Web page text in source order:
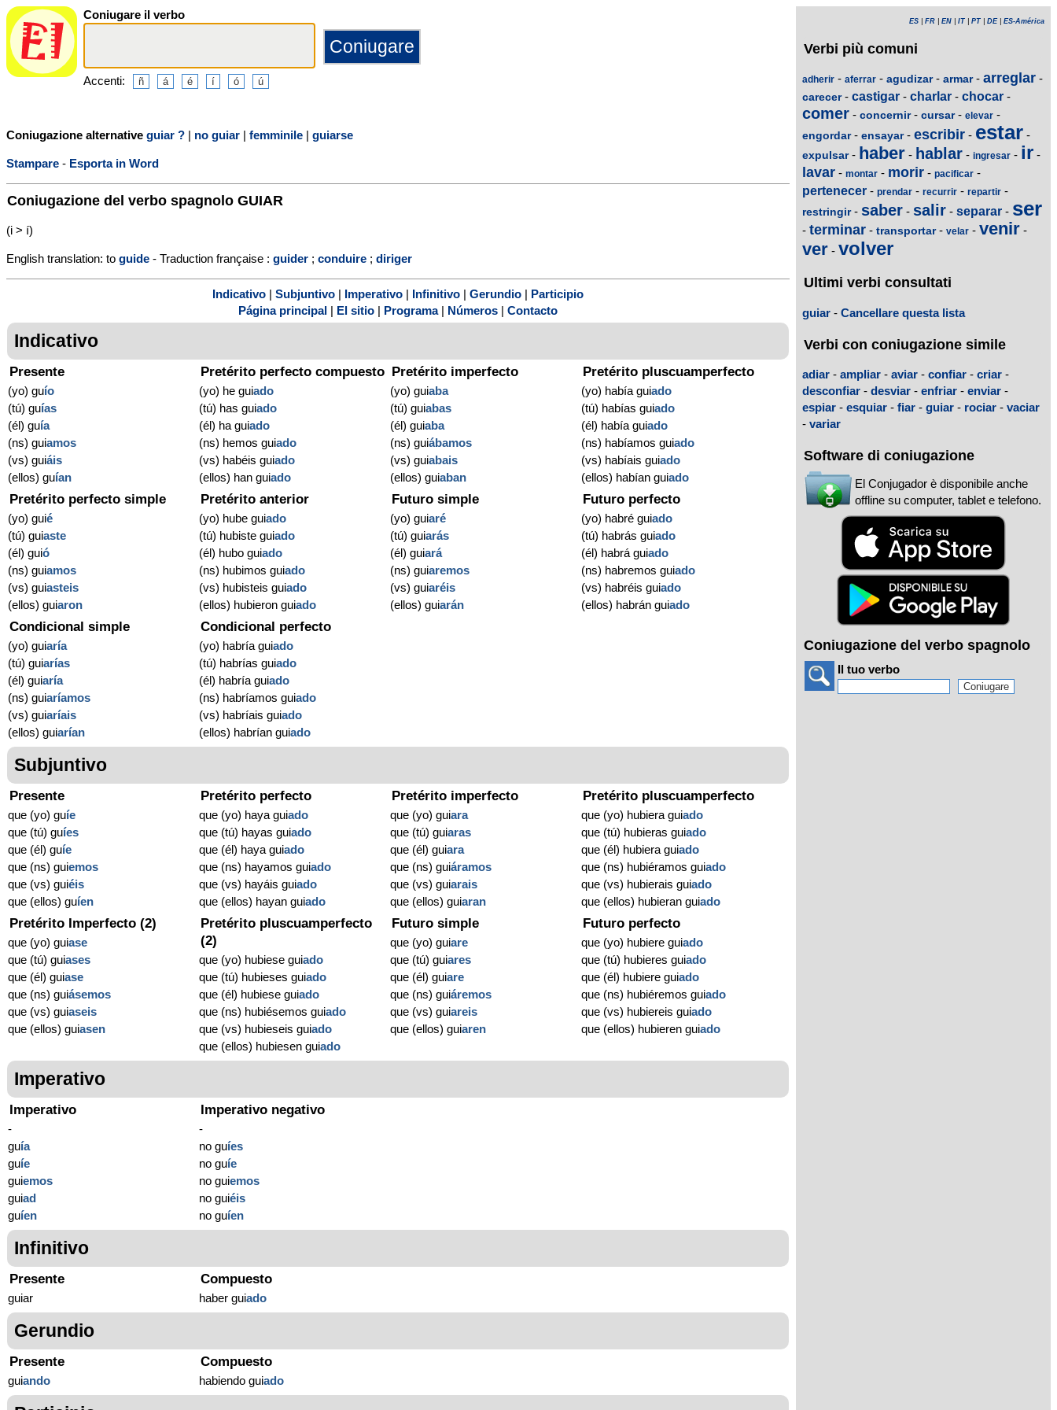
Coniugare il verbo
Accenti:
Coniugazione alternative guiar ? | no guiar | femminile | guiarse
Stampare - Esporta in Word
Coniugazione del verbo spagnolo GUIAR
(i > í)
English translation: to guide - Traduction française : guider ; conduire ; diriger
Indicativo | Subjuntivo | Imperativo | Infinitivo | Gerundio | Participio
Página principal | El sitio | Programa| Números | Contacto
Indicativo
Presente
(yo) guío
(tú) guías
(él) guía
(ns) guiamos
(vs) guiáis
(ellos) guían
Pretérito perfecto compuesto
(yo) he guiado
(tú) has guiado
(él) ha guiado
(ns) hemos guiado
(vs) habéis guiado
(ellos) han guiado
Pretérito imperfecto
(yo) guiaba
(tú) guiabas
(él) guiaba
(ns) guiábamos
(vs) guiabais
(ellos) guiaban
Pretérito pluscuamperfecto
(yo) había guiado
(tú) habías guiado
(él) había guiado
(ns) habíamos guiado
(vs) habíais guiado
(ellos) habían guiado
Pretérito perfecto simple
(yo) guié
(tú) guiaste
(él) guió
(ns) guiamos
(vs) guiasteis
(ellos) guiaron
Pretérito anterior
(yo) hube guiado
(tú) hubiste guiado
(él) hubo guiado
(ns) hubimos guiado
(vs) hubisteis guiado
(ellos) hubieron guiado
Futuro simple
(yo) guiaré
(tú) guiarás
(él) guiará
(ns) guiaremos
(vs) guiaréis
(ellos) guiarán
Futuro perfecto
(yo) habré guiado
(tú) habrás guiado
(él) habrá guiado
(ns) habremos guiado
(vs) habréis guiado
(ellos) habrán guiado
Condicional simple
(yo) guiaría
(tú) guiarías
(él) guiaría
(ns) guiaríamos
(vs) guiaríais
(ellos) guiarían
Condicional perfecto
(yo) habría guiado
(tú) habrías guiado
(él) habría guiado
(ns) habríamos guiado
(vs) habríais guiado
(ellos) habrían guiado
Subjuntivo
Presente
que (yo) guíe
que (tú) guíes
que (él) guíe
que (ns) guiemos
que (vs) guiéis
que (ellos) guíen
Pretérito perfecto
que (yo) haya guiado
que (tú) hayas guiado
que (él) haya guiado
que (ns) hayamos guiado
que (vs) hayáis guiado
que (ellos) hayan guiado
Pretérito imperfecto
que (yo) guiara
que (tú) guiaras
que (él) guiara
que (ns) guiáramos
que (vs) guiarais
que (ellos) guiaran
Pretérito pluscuamperfecto
que (yo) hubiera guiado
que (tú) hubieras guiado
que (él) hubiera guiado
que (ns) hubiéramos guiado
que (vs) hubierais guiado
que (ellos) hubieran guiado
Pretérito Imperfecto (2)
que (yo) guiase
que (tú) guiases
que (él) guiase
que (ns) guiásemos
que (vs) guiaseis
que (ellos) guiasen
Pretérito pluscuamperfecto
(2)
que (yo) hubiese guiado
que (tú) hubieses guiado
que (él) hubiese guiado
que (ns) hubiésemos guiado
que (vs) hubieseis guiado
que (ellos) hubiesen guiado
Futuro simple
que (yo) guiare
que (tú) guiares
que (él) guiare
que (ns) guiáremos
que (vs) guiareis
que (ellos) guiaren
Futuro perfecto
que (yo) hubiere guiado
que (tú) hubieres guiado
que (él) hubiere guiado
que (ns) hubiéremos guiado
que (vs) hubiereis guiado
que (ellos) hubieren guiado
Imperativo
Imperativo
-
guía
guíe
guiemos
guiad
guíen
Imperativo negativo
-
no guíes
no guíe
no guiemos
no guiéis
no guíen
Infinitivo
Presente
guiar
Compuesto
haber guiado
Gerundio
Presente
guiando
Compuesto
habiendo guiado
ES FR EN IT PT DE| ES-América
Verbi più comuni
adherir - aferrar - agudizar- armar- arreglar -
carecer- castigar - charlar - chocar -
comer - concernir- cursar- elevar -
engordar- ensayar- escribir - estar -
expulsar- haber - hablar - ingresar - ir -
lavar - montar - morir - pacificar -
pertenecer - prendar - recurrir - repartir -
restringir- saber - salir - separar - ser
- terminar - transportar- velar - venir -
ver - volver
Ultimi verbi consultati
guiar - Cancellare questa lista
Verbi con coniugazione simile
adiar - ampliar - aviar - confiar - criar -
desconfiar - desviar - enfriar - enviar -
espiar - esquiar - fiar - guiar - rociar - vaciar
- variar
Software di coniugazione
El Conjugador è disponibile anche
offline su computer, tablet e telefono.
Coniugazione del verbo spagnolo
Il tuo verbo